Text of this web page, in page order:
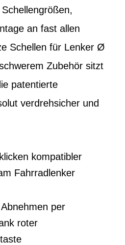
an fast allen
Schellen für Lenker Ø
Zubehör sitzt
patentierte
verdrehsicher und
kompatibler
Fahrradlenker
per
roter